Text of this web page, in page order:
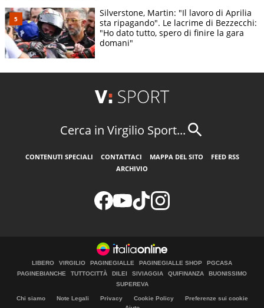
Silverstone, Martin: "Il lavoro di Aprilia
sta ripagando". Le lacrime di Bezzecchi:
"Ho dato tutto, spero di finire la gara
domani"
Cerca in Virgilio Sport...
CONTENUTI SPECIALI CONTATTACI MAPPA DEL SITO
FEED RSS
ARCHIVIO
LIBERO VIRGILIO PAGINEGIALLE PAGINEGIALLE SHOP
PGCASA
PAGINEBIANCHE
TUTTOCITTÀ DILEI SIVIAGGIA QUIFINANZA
BUONISSIMO
SUPEREVA
Chi siamo Note Legali Privacy Cookie Policy
Preferenze sui cookie